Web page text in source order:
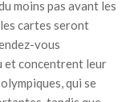
moins pas avant les
cartes seront
vous
et concentrent leur
qui se